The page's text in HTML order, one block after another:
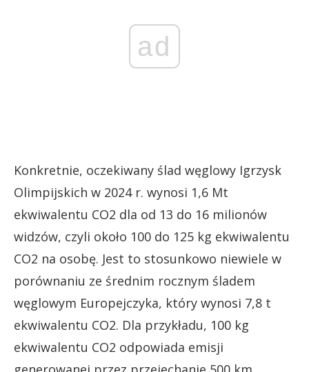
ad
Konkretnie, oczekiwany ślad węglowy Igrzysk
Olimpijskich w 2024 r. wynosi 1,6 Mt
ekwiwalentu CO2 dla od 13 do 16 milionów
widzów, czyli około 100 do 125 kg ekwiwalentu
CO2 na osobę. Jest to stosunkowo niewiele w
porównaniu ze średnim rocznym śladem
węglowym Europejczyka, który wynosi 7,8 t
ekwiwalentu CO2. Dla przykładu, 100 kg
ekwiwalentu CO2 odpowiada emisji